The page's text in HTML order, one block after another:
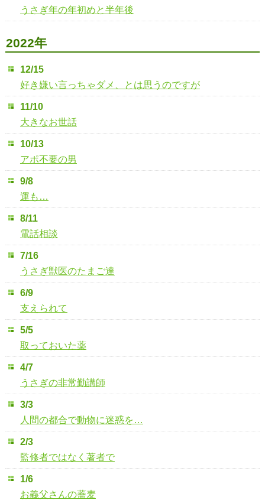
うさぎ年の年初めと半年後
2022年
12/15
好き嫌い言っちゃダメ、とは思うのですが
11/10
大きなお世話
10/13
アポ不要の男
9/8
運も…
8/11
電話相談
7/16
うさぎ獣医のたまご達
6/9
支えられて
5/5
取っておいた薬
4/7
うさぎの非常勤講師
3/3
人間の都合で動物に迷惑を…
2/3
監修者ではなく著者で
1/6
お義父さんの蕎麦